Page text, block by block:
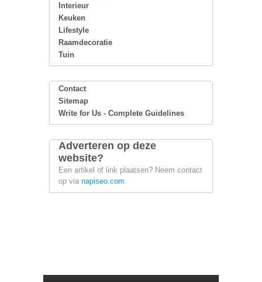
Interieur
Keuken
Lifestyle
Raamdecoratie
Tuin
Contact
Sitemap
Write for Us - Complete Guidelines
Adverteren op deze
website?
Een artikel of link plaatsen? Neem contact
op via napiseo.com